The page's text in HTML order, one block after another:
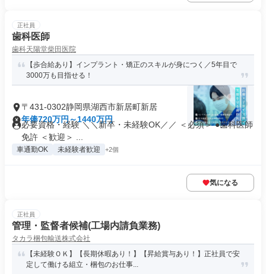
正社員
歯科医師
歯科天陽堂柴田医院
【歩合給あり】インプラント・矯正のスキルが身につく／5年目で
3000万も目指せる！
〒431-0302静岡県湖西市新居町新居
年俸720万円～1440万円
必要資格・経験 ＼＼新卒・未経験OK／／ ＜必須＞ ●歯科医師
免許 ＜歓迎＞ ...
車通勤OK 未経験者歓迎 +2個
気になる
正社員
管理・監督者候補(工場内請負業務)
タカラ梱包輸送株式会社
【未経験ＯＫ】【長期休暇あり！】【昇給賞与あり！】正社員で安
定して働ける組立・梱包のお仕事...